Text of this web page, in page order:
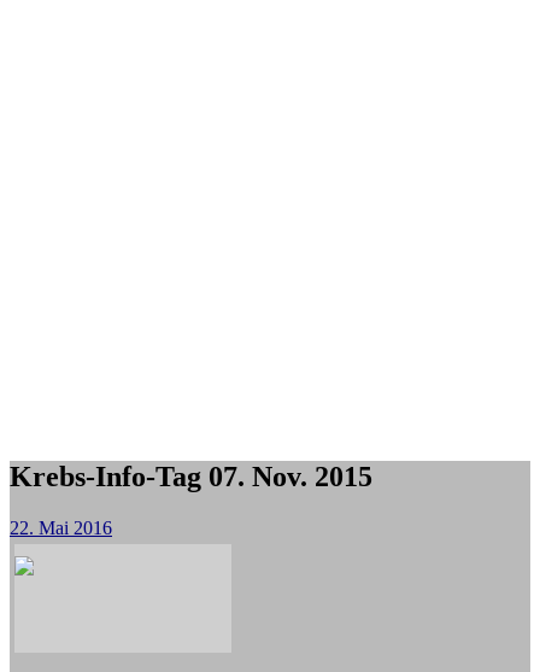
Krebs-Info-Tag 07. Nov. 2015
22. Mai 2016